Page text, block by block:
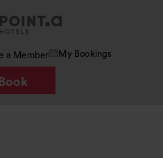
a Member My Bookings
Book